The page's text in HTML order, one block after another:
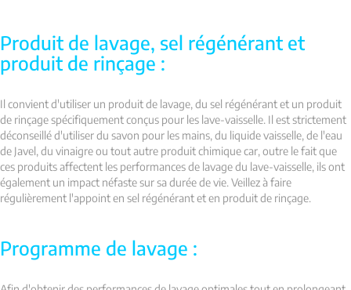
Produit de lavage, sel régénérant et
produit de rinçage :
Il convient d'utiliser un produit de lavage, du sel régénérant et un produit
de rinçage spécifiquement conçus pour les lave-vaisselle. Il est strictement
déconseillé d'utiliser du savon pour les mains, du liquide vaisselle, de l'eau
de Javel, du vinaigre ou tout autre produit chimique car, outre le fait que
ces produits affectent les performances de lavage du lave-vaisselle, ils ont
également un impact néfaste sur sa durée de vie. Veillez à faire
régulièrement l'appoint en sel régénérant et en produit de rinçage.
Programme de lavage :